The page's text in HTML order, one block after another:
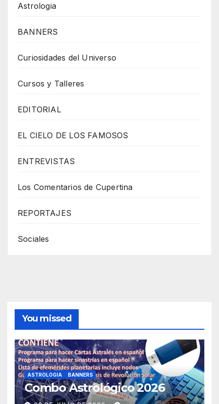
Astrologia
BANNERS
Curiosidades del Universo
Cursos y Talleres
EDITORIAL
EL CIELO DE LOS FAMOSOS
ENTREVISTAS
Los Comentarios de Cupertina
REPORTAJES
Sociales
You missed
ASTROLOGIA BANNERS
Combo Astrológico 2026